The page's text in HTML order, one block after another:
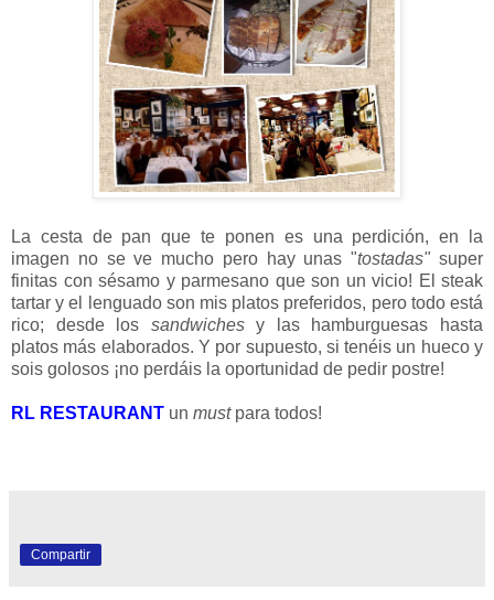
La cesta de pan que te ponen es una perdición, en la
imagen no se ve mucho pero hay unas "tostadas"super
finitas con sésamo y parmesano que son un vicio! El steak
tartar y el lenguado son mis platos preferidos, pero todo está
rico; desde los sandwichesy las hamburguesas hasta
platos más elaborados. Y por supuesto, si tenéis un hueco y
sois golosos ¡no perdáis la oportunidad de pedir postre!
RL RESTAURANT un mustpara todos!
Compartir